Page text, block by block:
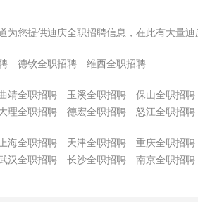
为您提供迪庆全职招聘信息，在此有大量
德钦全职招聘 维西全职招聘
靖全职招聘 玉溪全职招聘 保山全职招聘
理全职招聘 德宏全职招聘 怒江全职招聘
上海全职招聘 天津全职招聘 重庆全职招聘
汉全职招聘 长沙全职招聘 南京全职招聘